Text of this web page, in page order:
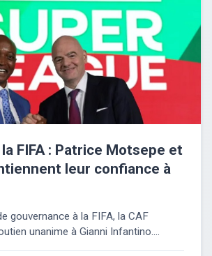
FIFA : Patrice Motsepe et
leur confiance à
gouvernance à la FIFA, la CAF
unanime à Gianni Infantino....